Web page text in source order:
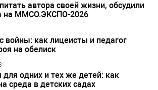
автора своей жизни, обсудили
на ММСО.ЭКСПО-2026
войны: как лицеисты и педагог
на обелиск
для одних и тех же детей: как
среда в детских садах